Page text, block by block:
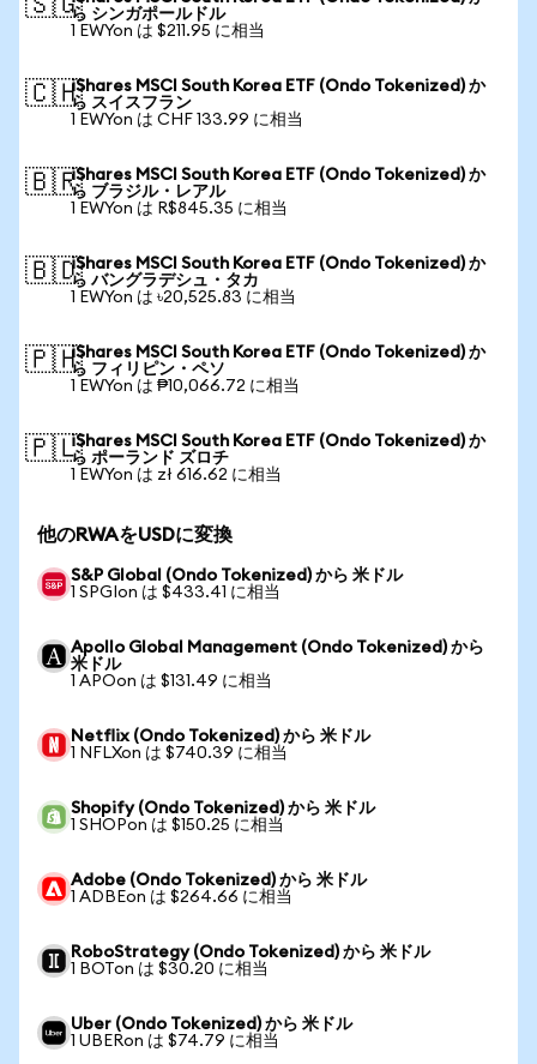
🇸🇬ら シンガポールドル
1 EWYon は $211.95 に相当
🇨🇭iShares MSCI South Korea ETF (Ondo Tokenized) か
ら スイスフラン
1 EWYon は CHF 133.99 に相当
🇧🇷iShares MSCI South Korea ETF (Ondo Tokenized) か
ら ブラジル・レアル
1 EWYon は R$845.35 に相当
🇧🇩iShares MSCI South Korea ETF (Ondo Tokenized) か
ら バングラデシュ・タカ
1 EWYon は ৳20,525.83 に相当
🇵🇭iShares MSCI South Korea ETF (Ondo Tokenized) か
ら フィリピン・ペソ
1 EWYon は ₱10,066.72 に相当
🇵🇱iShares MSCI South Korea ETF (Ondo Tokenized) か
ら ポーランド ズロチ
1 EWYon は zł 616.62 に相当
他のRWAをUSDに変換
S&P Global (Ondo Tokenized) から 米ドル
1 SPGIon は $433.41 に相当
Apollo Global Management (Ondo Tokenized) から
米ドル
1 APOon は $131.49 に相当
Netflix (Ondo Tokenized) から 米ドル
1 NFLXon は $740.39 に相当
Shopify (Ondo Tokenized) から 米ドル
1 SHOPon は $150.25 に相当
Adobe (Ondo Tokenized) から 米ドル
1 ADBEon は $264.66 に相当
RoboStrategy (Ondo Tokenized) から 米ドル
1 BOTon は $30.20 に相当
Uber (Ondo Tokenized) から 米ドル
1 UBERon は $74.79 に相当